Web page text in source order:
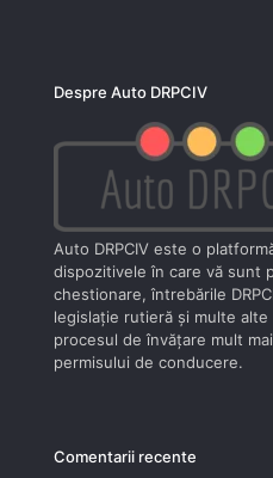
Despre Auto DRPCIV
Auto DRPCIV este o
dispozitivele în care vă sunt
chestionare, întrebările
legislaţie rutieră şi multe
procesul de învăţare mult
permisului de conducere.
Comentarii recente